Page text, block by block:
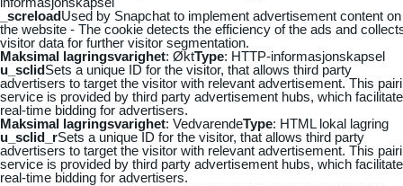
_screloadUsed by Snapchat to implement advertisement content on
the website - The cookie detects the efficiency of the ads and
visitor data for further visitor segmentation.
Maksimal lagringsvarighet: ØktType: HTTP-informasjonskapsel
u_sclidSets a unique ID for the visitor, that allows third party
advertisers to target the visitor with relevant advertisement. This
service is provided by third party advertisement hubs, which
real-time bidding for advertisers.
Maksimal lagringsvarighet: VedvarendeType: HTML lokal lagring
u_sclid_rSets a unique ID for the visitor, that allows third party
advertisers to target the visitor with relevant advertisement. This
service is provided by third party advertisement hubs, which
real-time bidding for advertisers.